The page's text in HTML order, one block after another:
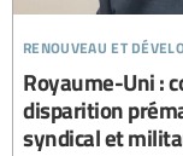
renouveau et
Royaume-Uni :
disparition
syndical et